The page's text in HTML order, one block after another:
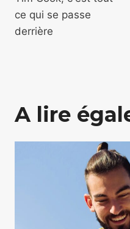
ce qui se passe
derrière
A lire